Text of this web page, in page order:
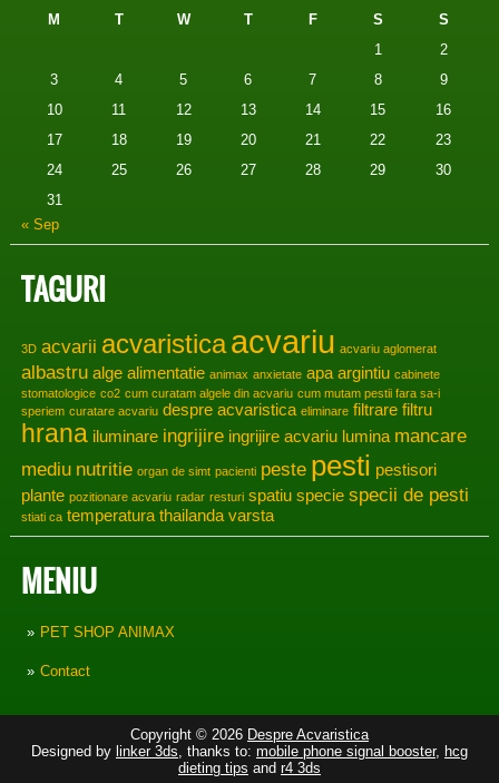
M T W T F S
S
1
2
3
4 5 6 7 8
9
10
11 12 13 14 15
16
17
18 19 20 21 22
23
24
25 26 27 28 29
30
31
« Sep
TAGURI
3D acvarii acvaristicaacvariu acvariu aglomerat
albastru alge alimentatie animax anxietate apa argintiu cabinete
stomatologice co2 cum curatam algele din acvariu cum mutam pestii fara sa-i
speriem curatare acvariu despre acvaristica eliminare filtrare filtru
hrana iluminare ingrijire ingrijire acvariu lumina mancare
mediu nutritie organ de simt pacienti peste pesti pestisori
plante pozitionare acvariu radar resturi spatiu specie specii de pesti
stiati ca temperatura thailanda varsta
MENIU
PET SHOP ANIMAX
Contact
Copyright © 2026 Despre Acvaristica
Designed by linker 3ds, thanks to: mobile phone signal booster, hcg
dieting tips and r4 3ds